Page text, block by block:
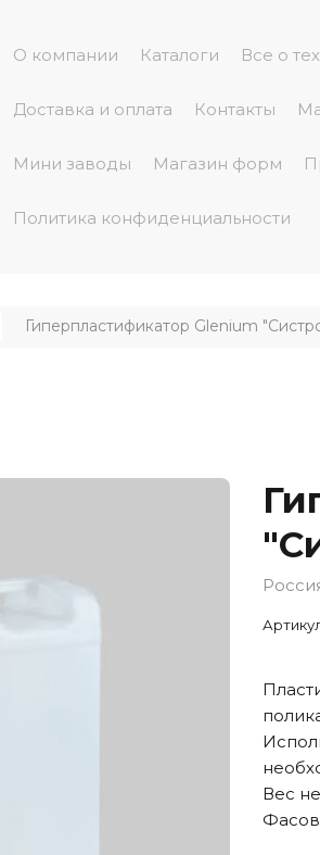
О компании Каталоги Все о
Доставка и оплата Контакты
Мини заводы Магазин форм
Политика конфиденциальности
Гиперпластификатор Glenium
Вес